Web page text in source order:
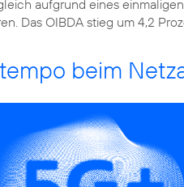
aufgrund eines
Das OIBDA stieg um 4,2
beim